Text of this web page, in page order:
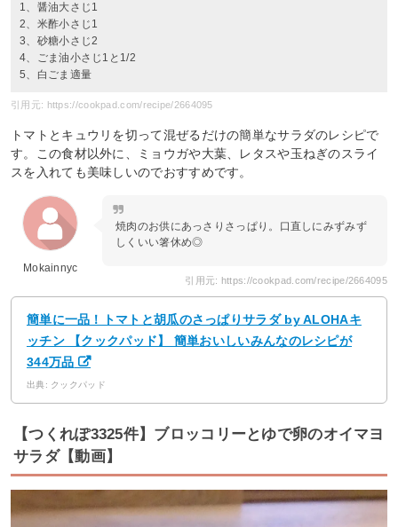
1、醤油大さじ1
2、米酢小さじ1
3、砂糖小さじ2
4、ごま油小さじ1と1/2
5、白ごま適量
引用元: https://cookpad.com/recipe/2664095
トマトとキュウリを切って混ぜるだけの簡単なサラダのレシピで
す。この食材以外に、ミョウガや大葉、レタスや玉ねぎのスライ
スを入れても美味しいのでおすすめです。
Mokainnyc
焼肉のお供にあっさりさっぱり。口直しにみずみず
しくいい箸休め◎
引用元: https://cookpad.com/recipe/2664095
簡単に一品！トマトと胡瓜のさっぱりサラダ by ALOHAキ
ッチン 【クックパッド】 簡単おいしいみんなのレシピが
344万品
出典: クックパッド
【つくれぽ3325件】ブロッコリーとゆで卵のオイマヨ
サラダ【動画】